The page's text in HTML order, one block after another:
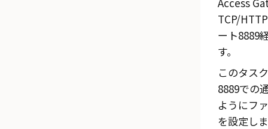
TCP/
ート8889
す。
このタス
8889での
ようにフ
を設定し